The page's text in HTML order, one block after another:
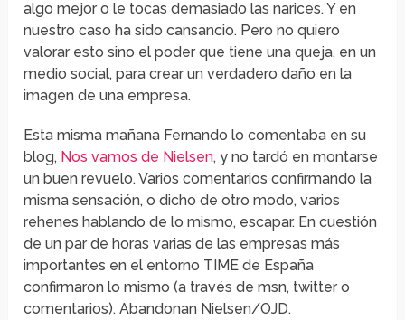
algo mejor o le tocas demasiado las narices. Y en
nuestro caso ha sido cansancio. Pero no quiero
valorar esto sino el poder que tiene una queja, en un
medio social, para crear un verdadero daño en la
imagen de una empresa.
Esta misma mañana Fernando lo comentaba en su
blog, Nos vamos de Nielsen, y no tardó en montarse
un buen revuelo. Varios comentarios confirmando la
misma sensación, o dicho de otro modo, varios
rehenes hablando de lo mismo, escapar. En cuestión
de un par de horas varias de las empresas más
importantes en el entorno TIME de España
confirmaron lo mismo (a través de msn, twitter o
comentarios). Abandonan Nielsen/OJD.